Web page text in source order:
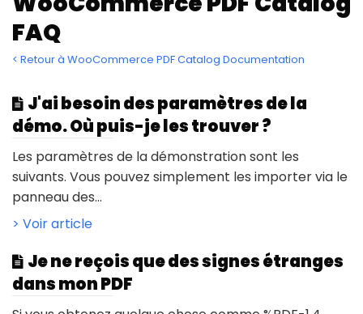
FAQ
< Retour à WooCommerce PDF Catalog Documentation
J'ai besoin des paramètres de la
démo. Où puis-je les trouver ?
Les paramètres de la démonstration sont les
suivants. Vous pouvez simplement les importer via le
panneau des...
> Voir article
Je ne reçois que des signes étranges
dans mon PDF